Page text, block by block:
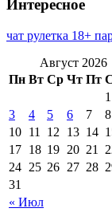
Интересное
чат рулетка 18+
Август 2026
Пн Вт Ср Чт Пт
« Июл
1
3
4 5 6 7 8
10 11 12 13 14
17 18 19 20 21
24 25 26 27 28
31